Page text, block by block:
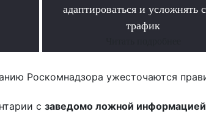
адаптироваться и усложнять
трафик
Роскомнадзора ужесточаются
с заведомо ложной информацией